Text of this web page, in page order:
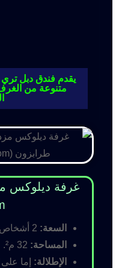
يقدم فندق دبل
متنوعة من الغرف
السعة:
المساحة:
الإطلالة: إما على